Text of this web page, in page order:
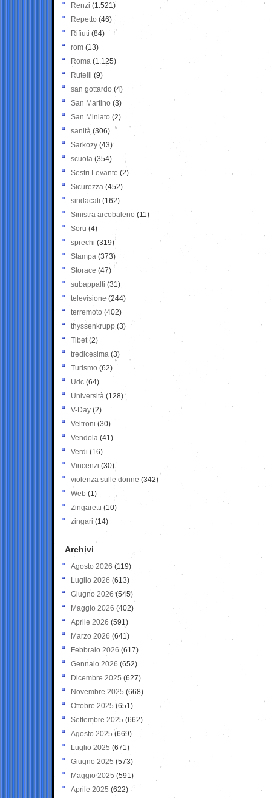
Renzi (1.521)
Repetto (46)
Rifiuti (84)
rom (13)
Roma (1.125)
Rutelli (9)
san gottardo (4)
San Martino (3)
San Miniato (2)
sanità (306)
Sarkozy (43)
scuola (354)
Sestri Levante (2)
Sicurezza (452)
sindacati (162)
Sinistra arcobaleno (11)
Soru (4)
sprechi (319)
Stampa (373)
Storace (47)
subappalti (31)
televisione(244)
terremoto (402)
thyssenkrupp (3)
Tibet(2)
tredicesima (3)
Turismo (62)
Udc (64)
Università (128)
V-Day (2)
Veltroni (30)
Vendola (41)
Verdi (16)
Vincenzi (30)
violenza sulle donne (342)
Web (1)
Zingaretti (10)
zingari (14)
Archivi
Agosto 2026 (119)
Luglio 2026 (613)
Giugno 2026 (545)
Maggio 2026 (402)
Aprile 2026 (591)
Marzo 2026 (641)
Febbraio 2026 (617)
Gennaio 2026 (652)
Dicembre 2025 (627)
Novembre 2025 (668)
Ottobre 2025 (651)
Settembre 2025 (662)
Agosto 2025 (669)
Luglio 2025 (671)
Giugno 2025 (573)
Maggio 2025 (591)
Aprile 2025 (622)